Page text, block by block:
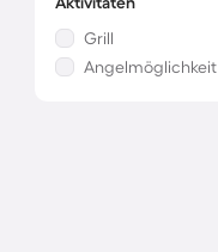
Grill
Angelmöglichkeit